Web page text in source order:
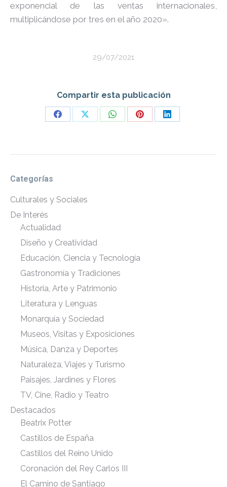
exponencial de las ventas internacionales,
multiplicándose por tres en el año 2020».
29/07/2021
Compartir esta publicación
Share
Share
Share
Share
Share
Categorías
Culturales y Sociales
De Interés
Actualidad
Diseño y Creatividad
Educación, Ciencia y Tecnología
Gastronomía y Tradiciones
Historia, Arte y Patrimonio
Literatura y Lenguas
Monarquía y Sociedad
Museos, Visitas y Exposiciones
Música, Danza y Deportes
Naturaleza, Viajes y Turismo
Paisajes, Jardines y Flores
TV, Cine, Radio y Teatro
Destacados
Beatrix Potter
Castillos de España
Castillos del Reino Unido
Coronación del Rey Carlos III
El Camino de Santiago